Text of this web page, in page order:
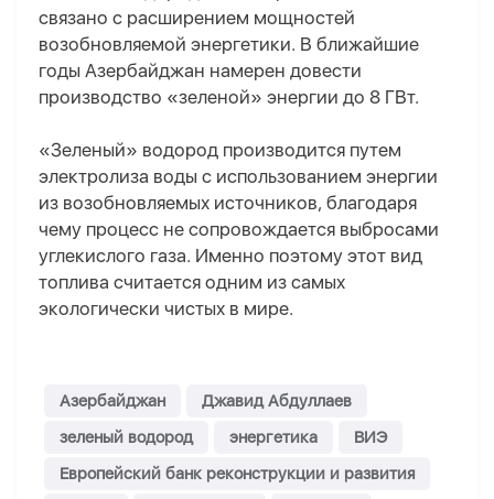
связано с расширением мощностей
возобновляемой энергетики. В ближайшие
годы Азербайджан намерен довести
производство «зеленой» энергии до 8 ГВт.
«Зеленый» водород производится путем
электролиза воды с использованием энергии
из возобновляемых источников, благодаря
чему процесс не сопровождается выбросами
углекислого газа. Именно поэтому этот вид
топлива считается одним из самых
экологически чистых в мире.
Азербайджан
Джавид Абдуллаев
зеленый водород
энергетика
ВИЭ
Европейский банк реконструкции и развития